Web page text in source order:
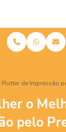
de Impressão
o
pelo